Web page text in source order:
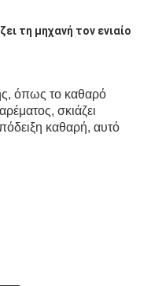
τη μηχανή τον ενιαίο
όπως το καθαρό
σκιάζει
καθαρή, αυτό